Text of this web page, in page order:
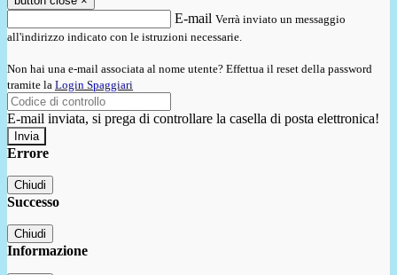
E-mail Verrà inviato un messaggio
all'indirizzo indicato con le istruzioni necessarie.
Non hai una e-mail associata al nome utente? Effettua il reset della password
tramite la Login Spaggiari
E-mail inviata, si prega di controllare la casella di posta elettronica!
Errore
Chiudi
Successo
Chiudi
Informazione